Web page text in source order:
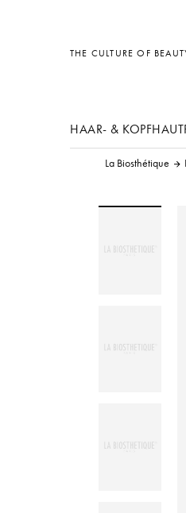
THE CULTURE OF
HAAR- &
Sonstiges
La Biosthétique